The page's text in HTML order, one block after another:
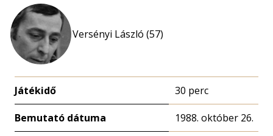
Versényi László (57)
Játékidő 30 perc
Bemutató dátuma 1988. október 26.